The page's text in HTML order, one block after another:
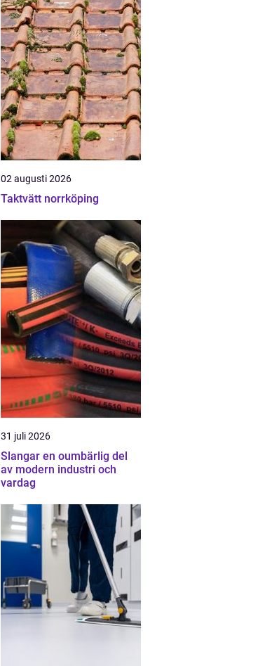
02 augusti 2026
Taktvätt norrköping
31 juli 2026
Slangar en oumbärlig del
av modern industri och
vardag